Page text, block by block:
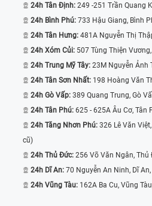
24h Tân Định: 249 -251 Trần Quang
24h Bình Phú: 733 Hậu Giang, Bình
24h Tân Hưng: 481A Nguyễn Thị
24h Xóm Củi: 507 Tùng Thiện
24h Trung Mỹ Tây: 23M Nguyễn Ảnh
24h Tân Sơn Nhất: 198 Hoàng Văn
24h Gò Vấp: 389 Quang Trung, Gò
24h Tân Phú: 625 - 625A Âu Cơ, Tân
24h Tăng Nhơn Phú: 326 Lê Văn
cũ)
24h Thủ Đức: 256 Võ Văn Ngân, Thủ
24h Dĩ An: 70 Nguyễn An Ninh, Dĩ
24h Vũng Tàu: 162A Ba Cu, Vũng